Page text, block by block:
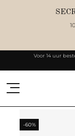
Voor 14 uur
-60%